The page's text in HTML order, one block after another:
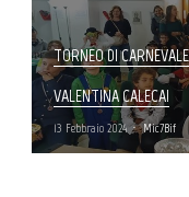
TORNEO DI
VALENTINA CALECA!
13 Febbraio 2024 Mic7Bif